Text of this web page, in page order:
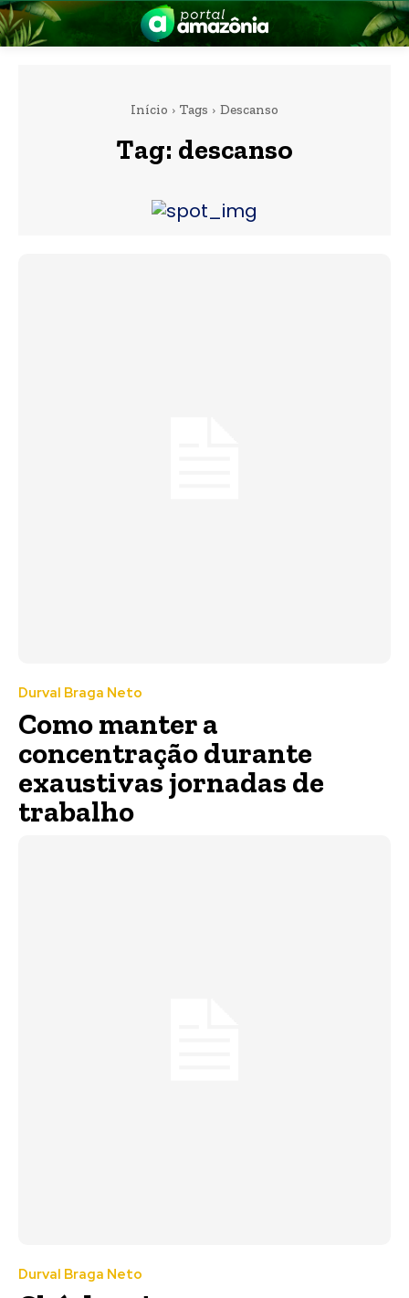
Início Tags Descanso
Tag: descanso
Durval Braga Neto
Como manter a
concentração durante
exaustivas jornadas de
trabalho
Durval Braga Neto